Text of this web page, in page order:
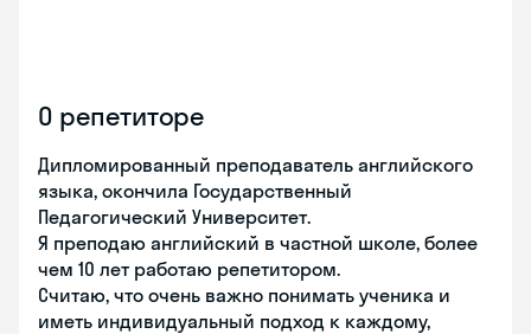
О репетиторе
Дипломированный преподаватель английского
языка, окончила Государственный
Педагогический Университет.
Я преподаю английский в частной школе, более
чем 10 лет работаю репетитором.
Считаю, что очень важно понимать ученика и
иметь индивидуальный подход к каждому,